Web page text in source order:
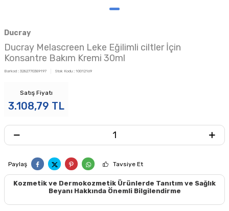
Ducray
Ducray Melascreen Leke Eğilimli ciltler İçin
Konsantre Bakım Kremi 30ml
Barkod : 3282770389197 Stok Kodu : 10012169
Satış Fiyatı
3.108,79 TL
Paylaş Tavsiye Et
Kozmetik ve Dermokozmetik Ürünlerde Tanıtım ve Sağlık
Beyanı Hakkında Önemli Bilgilendirme